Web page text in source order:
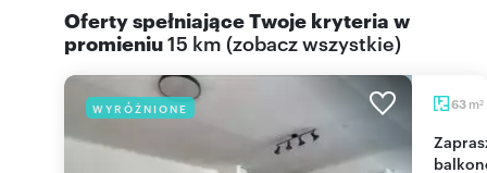
Oferty spełniające Twoje kryteria w
promieniu15 km (zobacz wszystkie)
WYRÓŻNIONE 63 m2
Zapraszam do 3-pokojowego mieszkania 63 m² z